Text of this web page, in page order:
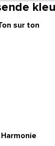
sur ton
Harmonie